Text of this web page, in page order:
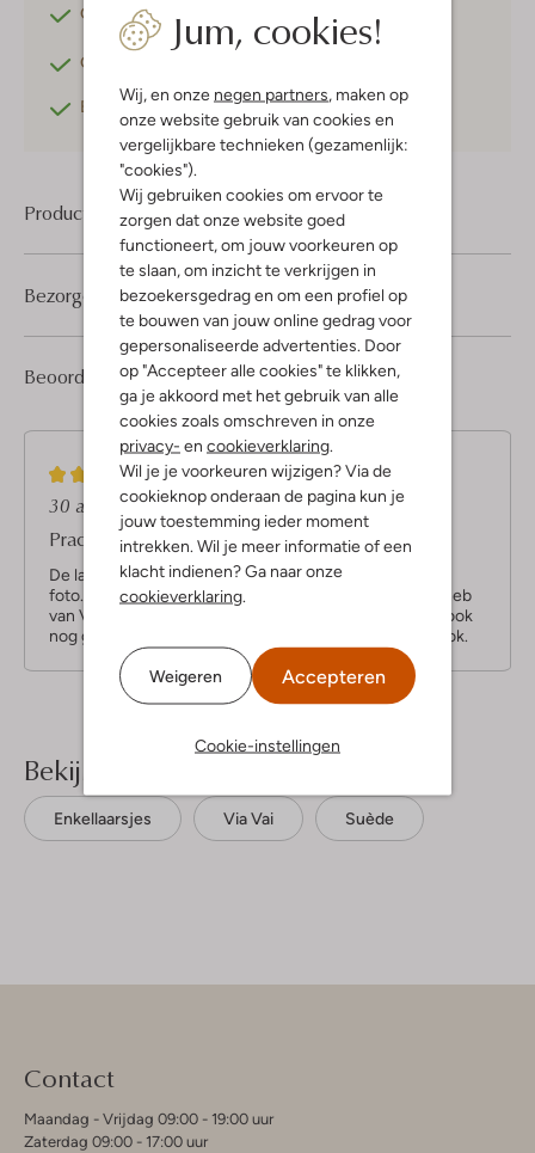
Jum, cookies!
Wij, en onze negen partners, maken op
onze website gebruik van cookies en
vergelijkbare technieken (gezamenlijk:
"cookies").
Wij gebruiken cookies om ervoor te
zorgen dat onze website goed
functioneert, om jouw voorkeuren op
te slaan, om inzicht te verkrijgen in
bezoekersgedrag en om een profiel op
te bouwen van jouw online gedrag voor
gepersonaliseerde advertenties. Door
op "Accepteer alle cookies" te klikken,
ga je akkoord met het gebruik van alle
cookies zoals omschreven in onze
privacy- en cookieverklaring.
Wil je je voorkeuren wijzigen? Via de
cookieknop onderaan de pagina kun je
jouw toestemming ieder moment
intrekken. Wil je meer informatie of een
klacht indienen? Ga naar onze
cookieverklaring.
Weigeren Accepteren
Cookie-instellingen
Gratis verzending
Gratis retourneren
Betaal achterafmet Klarna
Product informatie
Beoordelingen (1) 5 /5
1
5
Sterren
Bezorgen & retourneren
5
t
e
r
r
e
n
(5)
30 april 2025door Karin
Prachtige laarsjes in vintage look
De laarsjes zijn in het echt nog mooier dan op de
foto.rnGoede pasvorm ze vallen alleen groter uit.rnIk heb
van ViaVai meestal maat 40 maar deze waren met 39 ook
nog groot genoeg.rnMooie kleur en heeft een oude look.
Bekijk meer
Enkellaarsjes Via Vai Suède
Contact
Maandag - Vrijdag 09:00 - 19:00 uur
Zaterdag 09:00 - 17:00 uur